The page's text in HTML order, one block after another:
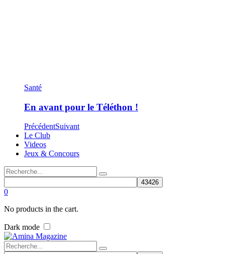
Santé
En avant pour le Téléthon !
PrécédentSuivant
Le Club
Videos
Jeux & Concours
0
No products in the cart.
Dark mode